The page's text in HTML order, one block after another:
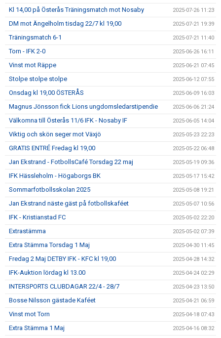
Kl 14,00 på Österås Träningsmatch mot Nosaby 2025-07-26 11:23
DM mot Ängelholm tisdag 22/7 kl 19,00 2025-07-21 19:39
Träningsmatch 6-1 2025-07-21 11:40
Torn - IFK 2-0 2025-06-26 16:11
Vinst mot Räppe 2025-06-21 07:45
Stolpe stolpe stolpe 2025-06-12 07:55
Onsdag kl 19,00 ÖSTERÅS 2025-06-09 16:03
Magnus Jönsson fick Lions ungdomsledarstipendie 2025-06-06 21:24
Välkomna till Österås 11/6 IFK - Nosaby IF 2025-06-05 14:04
Viktig och skön seger mot Växjö 2025-05-23 22:23
GRATIS ENTRÉ Fredag kl 19,00 2025-05-22 06:48
Jan Ekstrand - FotbollsCafé Torsdag 22 maj 2025-05-19 09:36
IFK Hässleholm - Högaborgs BK 2025-05-17 15:42
Sommarfotbollsskolan 2025 2025-05-08 19:21
Jan Ekstrand näste gäst på fotbollskaféet 2025-05-07 10:56
IFK - Kristianstad FC 2025-05-02 22:20
Extrastämma 2025-05-02 07:39
Extra Stämma Torsdag 1 Maj 2025-04-30 11:45
Fredag 2 Maj DETBY IFK - KFC kl 19,00 2025-04-28 14:32
IFK-Auktion lördag kl 13.00 2025-04-24 02:29
INTERSPORTS CLUBDAGAR 22/4 - 28/7 2025-04-23 13:50
Bosse Nilsson gästade Kaféet 2025-04-21 06:59
Vinst mot Torn 2025-04-18 07:43
Extra Stämma 1 Maj 2025-04-16 08:32